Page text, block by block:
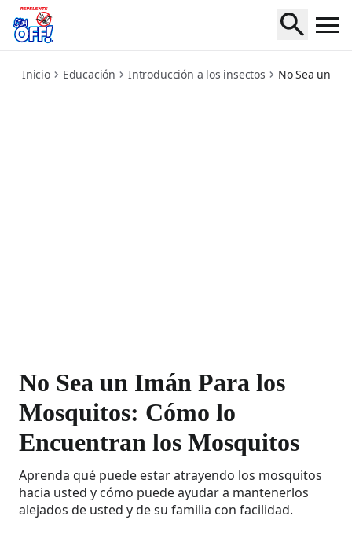
how-mosquitoes-find-you
Inicio Educación Introducción a los insectos No Sea un
No Sea un Imán Para los
Mosquitos: Cómo lo
Encuentran los Mosquitos
Aprenda qué puede estar atrayendo los mosquitos
hacia usted y cómo puede ayudar a mantenerlos
alejados de usted y de su familia con facilidad.